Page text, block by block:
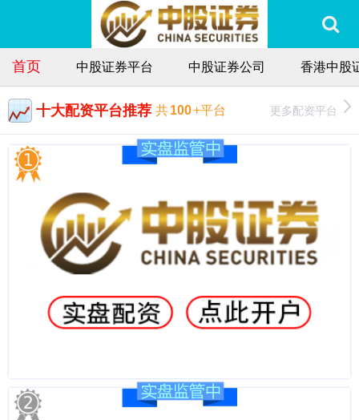
首页 中股证券平台 中股证券公司 香港中股
十大配资平台推荐 共100+平台 更多配资平台